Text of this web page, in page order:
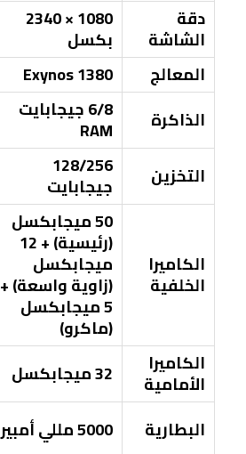
دقة
الشاشة
1080 × 2340
بكسل
المعالج
Exynos 1380
الذاكرة
6/8 جيجابايت
RAM
التخزين
128/256
جيجابايت
الكاميرا
الخلفية
50 ميجابكسل
(رئيسية) + 12
ميجابكسل
(زاوية واسعة) +
5 ميجابكسل
(ماكرو)
الكاميرا
الأمامية 32 ميجابكسل
البطارية
5000 مللي أمبير